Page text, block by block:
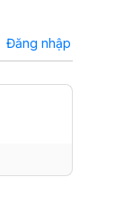
Đăng nhập